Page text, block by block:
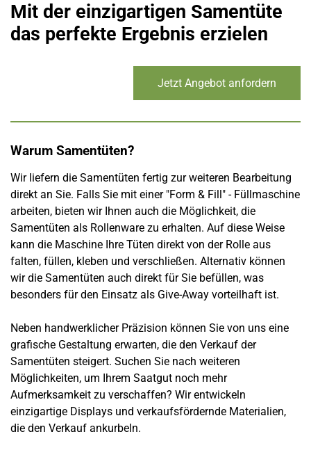
Mit der einzigartigen Samentüte
das perfekte Ergebnis erzielen
Jetzt Angebot anfordern
Warum Samentüten?
Wir liefern die Samentüten fertig zur weiteren Bearbeitung
direkt an Sie. Falls Sie mit einer "Form & Fill" - Füllmaschine
arbeiten, bieten wir Ihnen auch die Möglichkeit, die
Samentüten als Rollenware zu erhalten. Auf diese Weise
kann die Maschine Ihre Tüten direkt von der Rolle aus
falten, füllen, kleben und verschließen. Alternativ können
wir die Samentüten auch direkt für Sie befüllen, was
besonders für den Einsatz als Give-Away vorteilhaft ist.
Neben handwerklicher Präzision können Sie von uns eine
grafische Gestaltung erwarten, die den Verkauf der
Samentüten steigert. Suchen Sie nach weiteren
Möglichkeiten, um Ihrem Saatgut noch mehr
Aufmerksamkeit zu verschaffen? Wir entwickeln
einzigartige Displays und verkaufsfördernde Materialien,
die den Verkauf ankurbeln.